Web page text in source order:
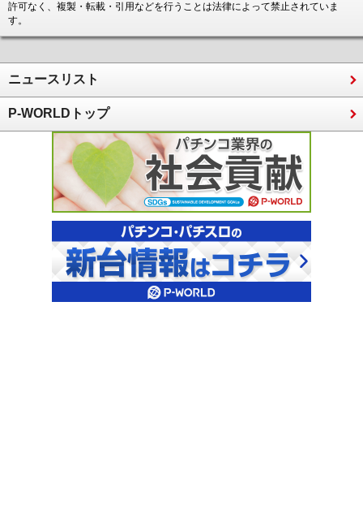
許可なく、複製・転載・引用などを行うことは法律によって禁止されていま
す。
ニュースリスト
P-WORLDトップ